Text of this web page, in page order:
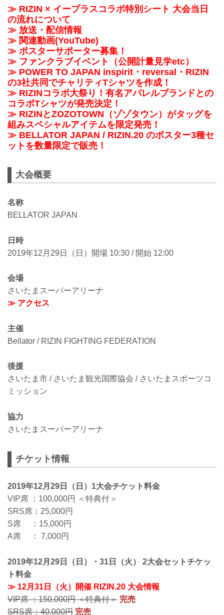
≫ RIZIN × イープラスコラボ特別シート 大会当日
の流れについて
≫ 放送・配信情報
≫ 関連動画(YouTube)
≫ ポスターサポーター募集！
≫ ファンクラブイベント（公開計量見学etc）
≫ POWER TO JAPAN inspirit・reversal・RIZIN
の3社共同でチャリティTシャツを作成！
≫ RIZINコラボ大祭り！有名アパレルブランドとの
コラボTシャツが発売決定！
≫ RIZINとZOZOTOWN（ゾゾタウン）がタッグを
組みスペシャルアイテムを限定発売！
≫ BELLATOR JAPAN / RIZIN.20 のポスター3種セ
ットを数量限定で販売！
大会概要
名称
BELLATOR JAPAN
日時
2019年12月29日（日）開場 10:30 / 開始 12:00
会場
さいたまスーパーアリーナ
≫ アクセス
主催
Bellator / RIZIN FIGHTING FEDERATION
後援
さいたま市 / さいたま観光国際協会 / さいたまスポーツコ
ミッション
協力
さいたまスーパーアリーナ
チケット情報
2019年12月29日（日）1大会チケット料金
VIP席 ：100,000円 ＜特典付＞
SRS席：25,000円
S席 ：15,000円
A席 ： 7,000円
2019年12月29日（日）・31日（火） 2大会セットチケッ
ト料金
≫ 12月31日（火）開催 RIZIN.20 大会情報
VIP席 ：150,000円 ＜特典付＞ 完売
SRS席：40,000円 完売